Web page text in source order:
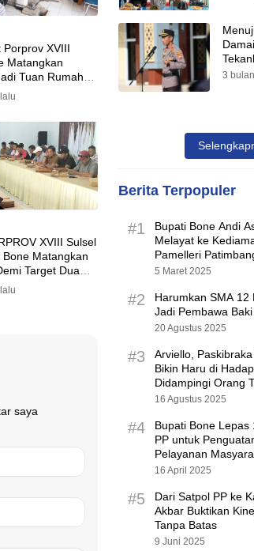
Porprov XVIII
Matangkan
Tuan Rumah
Wakil Bupati
Dispora
dan
XVIII Sulsel
Matangkan
Target Dua
saya
3
Berita Terpopuler
#1
Bupati Bone Andi
Melayat ke
Pamelleri
Kabupaten Bone
5 Maret 2025
#2
Harumkan SMA 12
Jadi Pembawa
20 Agustus 2025
#3
Arviello,
Bikin Haru di
Didampingi Orang
Hadiah Motor
16 Agustus 2025
#4
Bupati Bone Lepas
PP untuk
Pelayanan
Pemerintahan yang
16 April 2025
#5
Dari Satpol PP ke
Akbar Buktikan
Tanpa Batas
9 Juni 2025